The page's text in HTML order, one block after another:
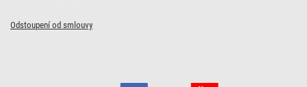
Odstoupení od smlouvy